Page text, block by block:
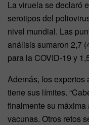
La viruela se declaró
serotipos del
nivel mundial. Las
análisis sumaron 2,7
para la COVID-19 y
Además, los expertos
tiene sus límites.
finalmente su
vacunas. Otros retos